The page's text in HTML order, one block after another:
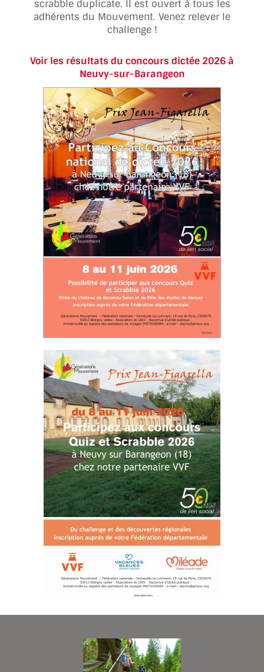
scrabble duplicate. Il est ouvert à tous les
adhérents du Mouvement. Venez relever le
challenge !
Voir les résultats du concours dictée 2026à
Neuvy-sur-Barangeon